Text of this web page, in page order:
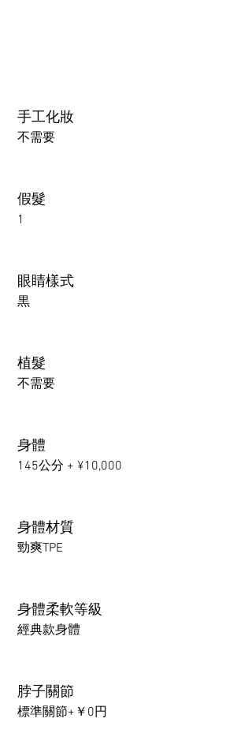
手工化妝
不需要
假髮
1
眼睛樣式
黒
植髮
不需要
身體
145公分 + ¥10,000
身體材質
勁爽TPE
身體柔軟等級
經典款身體
脖子關節
標準關節+￥0円